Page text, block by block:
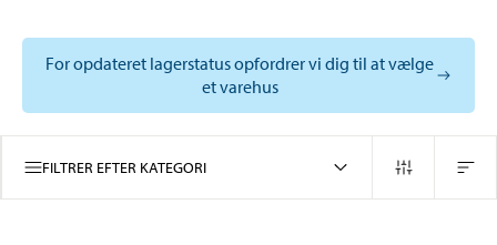
For opdateret lagerstatus opfordrer vi dig til at vælge
et varehus
FILTRER EFTER KATEGORI